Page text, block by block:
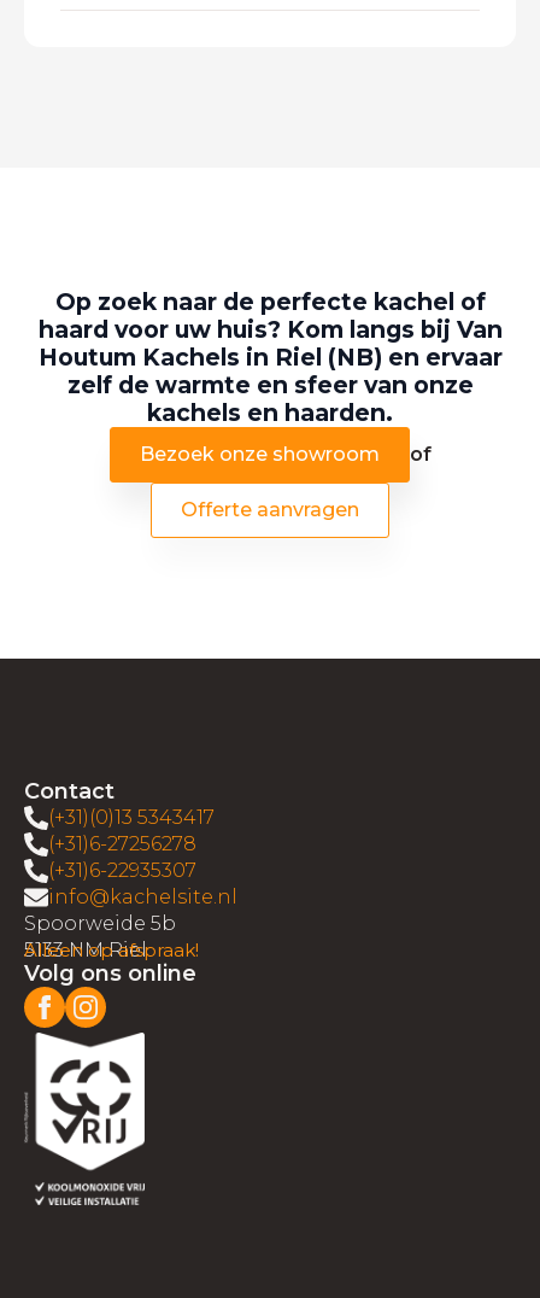
Op zoek naar de perfecte kachel of
haard voor uw huis? Kom langs bij Van
Houtum Kachels in Riel (NB) en ervaar
zelf de warmte en sfeer van onze
kachels en haarden.
Bezoek onze showroom of
Offerte aanvragen
Contact
(+31)(0)13 5343417
(+31)6-27256278
(+31)6-22935307
info@kachelsite.nl
Spoorweide 5b
5133 NM Riel
Alleen op afspraak!
Volg ons online